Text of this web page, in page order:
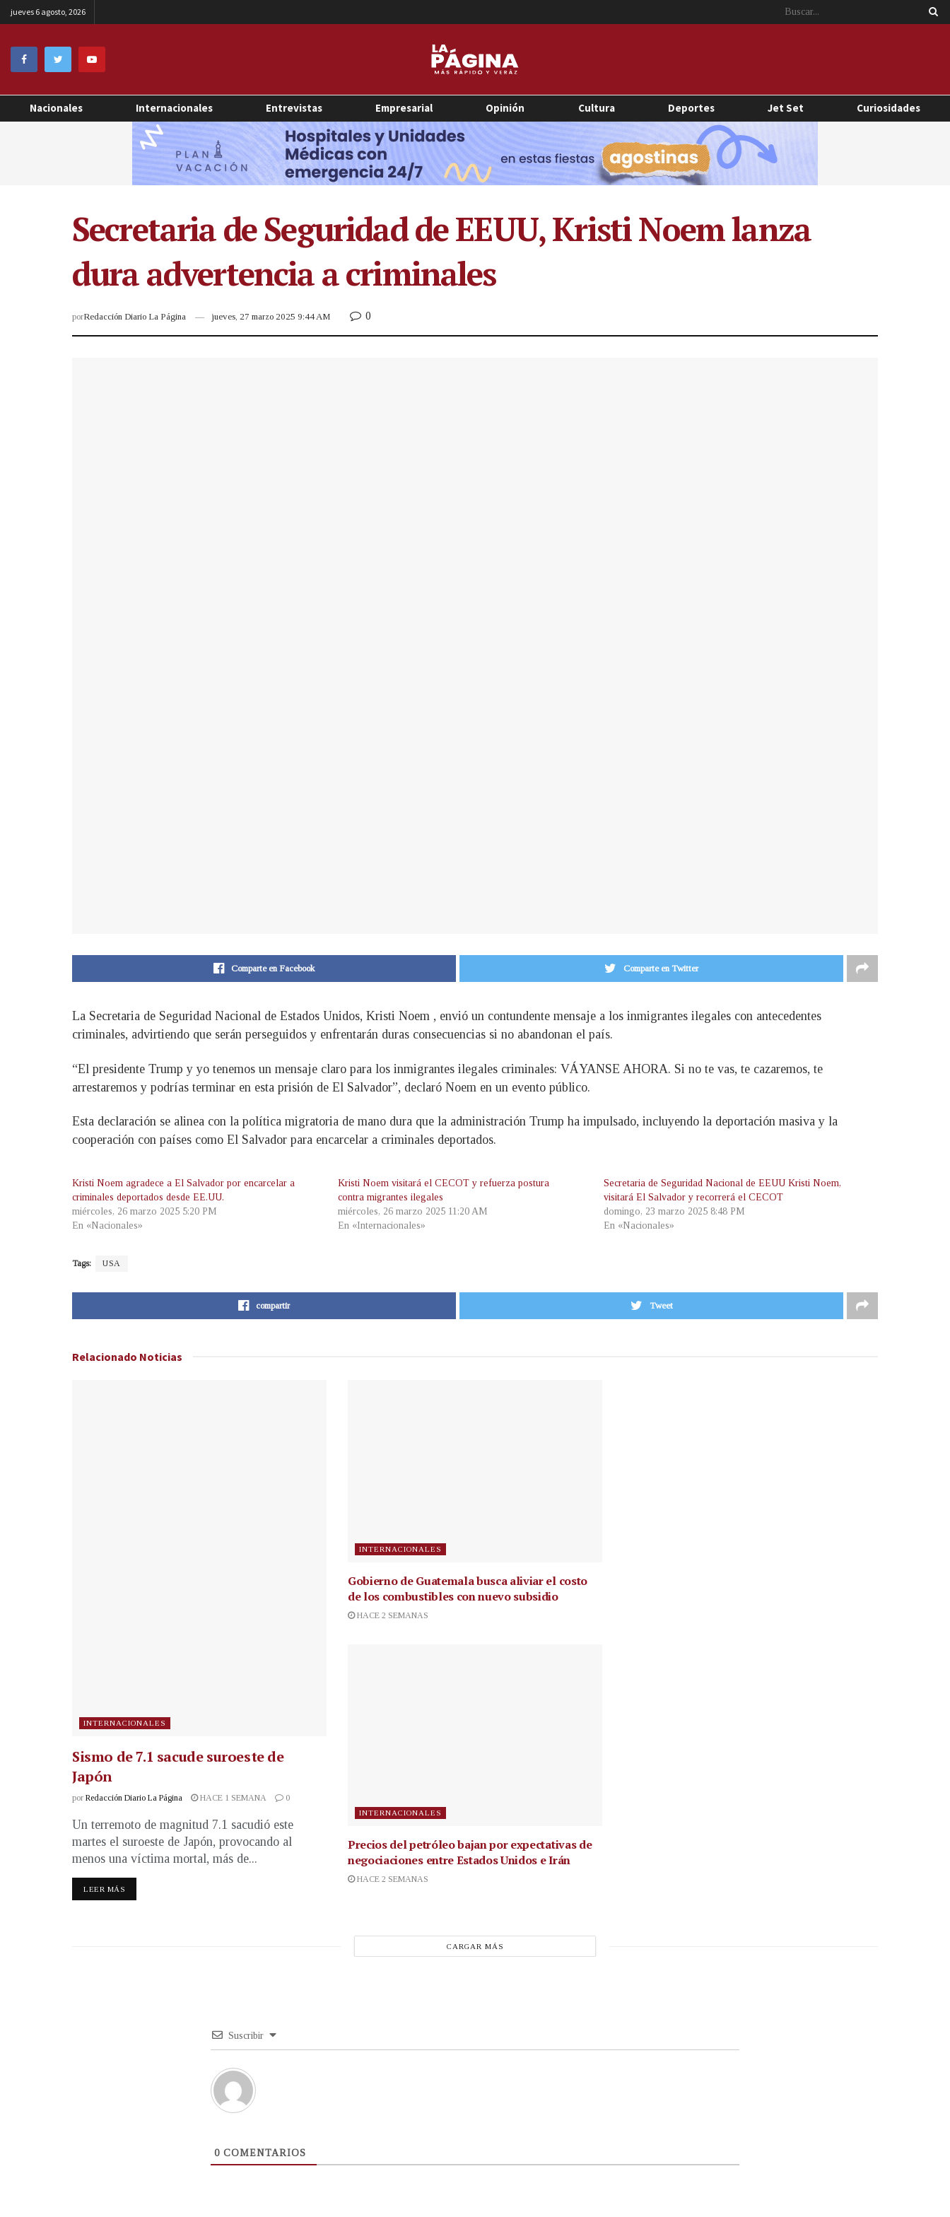
jueves 6 agosto, 2026
Nacionales Internacionales Entrevistas Empresarial Opinión Cultura Deportes Jet Set Curiosidades
Secretaria de Seguridad de EEUU, Kristi Noem lanza
dura advertencia a criminales
porRedacción Diario La Página jueves, 27 marzo 2025 9:44 AM 0
Comparte en Facebook Comparte en Twitter
La Secretaria de Seguridad Nacional de Estados Unidos, Kristi Noem , envió un contundente mensaje a los inmigrantes ilegales con antecedentes
criminales, advirtiendo que serán perseguidos y enfrentarán duras consecuencias si no abandonan el país.
“El presidente Trump y yo tenemos un mensaje claro para los inmigrantes ilegales criminales: VÁYANSE AHORA. Si no te vas, te cazaremos, te
arrestaremos y podrías terminar en esta prisión de El Salvador”, declaró Noem en un evento público.
Esta declaración se alinea con la política migratoria de mano dura que la administración Trump ha impulsado, incluyendo la deportación masiva y la
cooperación con países como El Salvador para encarcelar a criminales deportados.
Kristi Noem agradece a El Salvador por encarcelar a
criminales deportados desde EE.UU.
miércoles, 26 marzo 2025 5:20 PM
En «Nacionales»
Kristi Noem visitará el CECOT y refuerza postura
contra migrantes ilegales
miércoles, 26 marzo 2025 11:20 AM
En «Internacionales»
Secretaria de Seguridad Nacional de EEUU Kristi Noem,
visitará El Salvador y recorrerá el CECOT
domingo, 23 marzo 2025 8:48 PM
En «Nacionales»
Tags: USA
compartir Tweet
Relacionado Noticias
INTERNACIONALES
Sismo de 7.1 sacude suroeste de
Japón
por Redacción Diario La Página HACE 1 SEMANA 0
Un terremoto de magnitud 7.1 sacudió este
martes el suroeste de Japón, provocando al
menos una víctima mortal, más de...
LEER MÁS
INTERNACIONALES
Gobierno de Guatemala busca aliviar el costo
de los combustibles con nuevo subsidio
HACE 2 SEMANAS
INTERNACIONALES
Precios del petróleo bajan por expectativas de
negociaciones entre Estados Unidos e Irán
HACE 2 SEMANAS
CARGAR MÁS
Suscribir
0 COMENTARIOS